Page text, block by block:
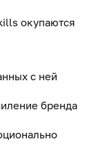
окупаются
с ней
бренда